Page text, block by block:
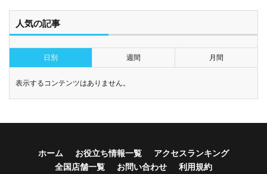
人気の記事
日別 週間 月間
表示するコンテンツはありません。
ホーム お役立ち情報一覧
アクセスランキング
全国店舗一覧
お問い合わせ 利用規約